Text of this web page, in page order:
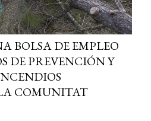
BOLSA DE EMPLEO
DE PREVENCIÓN Y
COMUNITAT